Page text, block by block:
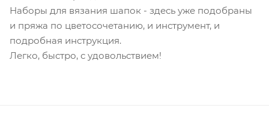
Наборы для вязания шапок - здесь уже подобраны
и пряжа по цветосочетанию, и инструмент, и
подробная инструкция.
Легко, быстро, с удовольствием!